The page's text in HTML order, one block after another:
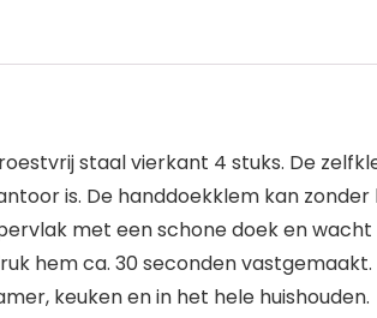
staal vierkant 4 stuks. De
is. De handdoekklem kan
met een schone doek en
hem ca. 30 seconden
keuken en in het hele huishouden.